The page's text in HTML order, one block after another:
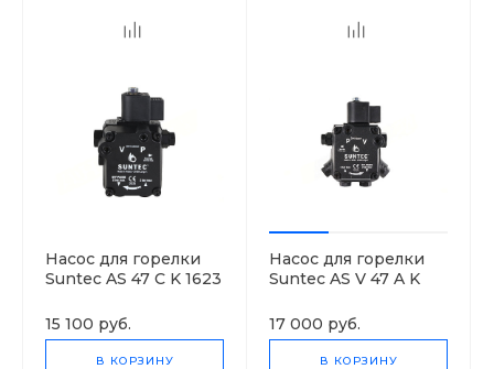
Насос для горелки
Suntec AS 47 C K 1623
15 100 руб.
В КОРЗИНУ
Насос для горелки
Suntec AS V 47 A K
17 000 руб.
В КОРЗИНУ